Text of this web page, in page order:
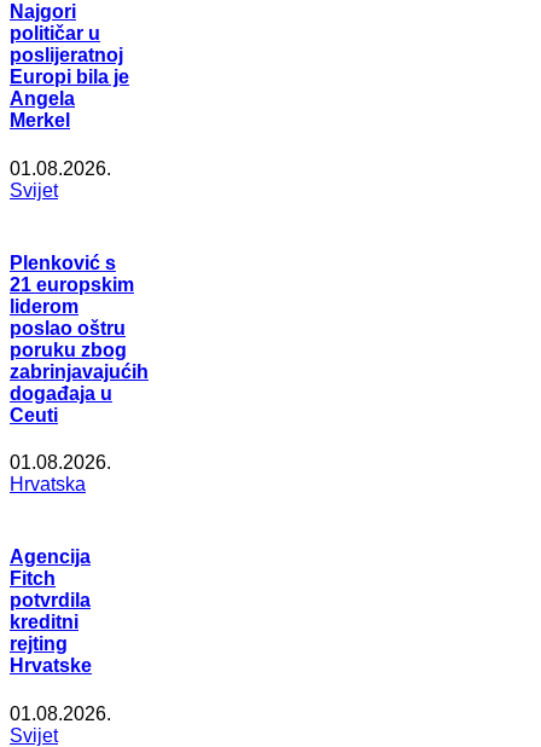
Najgori
političar u
poslijeratnoj
Europi bila je
Angela
Merkel
01.08.2026.
Svijet
Plenković s
21 europskim
liderom
poslao oštru
poruku zbog
zabrinjavajućih
događaja u
Ceuti
01.08.2026.
Hrvatska
Agencija
Fitch
potvrdila
kreditni
rejting
Hrvatske
01.08.2026.
Svijet